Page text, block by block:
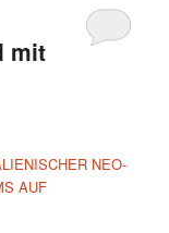
mit
NEO-
AUF